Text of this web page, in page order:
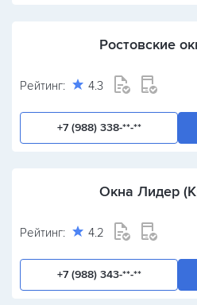
Ростовские
Рейтинг: 4.3
+7 (988) 338-**-**
Окна Лидер
Рейтинг: 4.2
+7 (988) 343-**-**